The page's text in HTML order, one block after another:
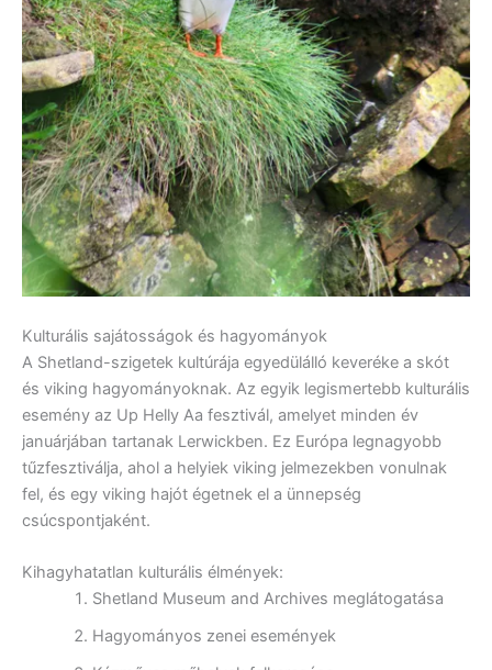
Kulturális sajátosságok és hagyományok
A Shetland-szigetek kultúrája egyedülálló keveréke a skót
és viking hagyományoknak. Az egyik legismertebb kulturális
esemény az Up Helly Aa fesztivál, amelyet minden év
januárjában tartanak Lerwickben. Ez Európa legnagyobb
tűzfesztiválja, ahol a helyiek viking jelmezekben vonulnak
fel, és egy viking hajót égetnek el a ünnepség
csúcspontjaként.
Kihagyhatatlan kulturális élmények:
Shetland Museum and Archives meglátogatása
Hagyományos zenei események